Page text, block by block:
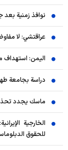
نوافذ زمنية بعد
عراقتشي: لا
اليمن: استهداف
دراسة بجامعة
ماسك يجدد
الخارجية
للحقوق